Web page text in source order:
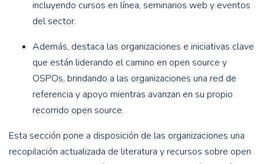
incluyendo cursos en línea, seminarios web y eventos
del sector.
Además, destaca las organizaciones e iniciativas clave
que están liderando el camino en open source y
OSPOs, brindando a las organizaciones una red de
referencia y apoyo mientras avanzan en su propio
recorrido open source.
Esta sección pone a disposición de las organizaciones una
recopilación actualizada de literatura y recursos sobre open